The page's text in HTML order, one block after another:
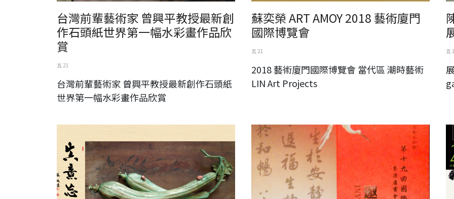
台灣前輩藝術家 曾興平教授最新創
作石頭紙世界第一幅水彩畫作品欣
賞
五 21
台灣前輩藝術家 曾興平教授最新創作石頭紙
世界第一幅水彩畫作品欣賞
蘇奕榮 ART AMOY 2018 藝術廈門
國際博覽會
五 21
2018 藝術廈門國際博覽會 當代區 潮時藝術
LIN Art Projects
五
澹廬書會90週年東京特展